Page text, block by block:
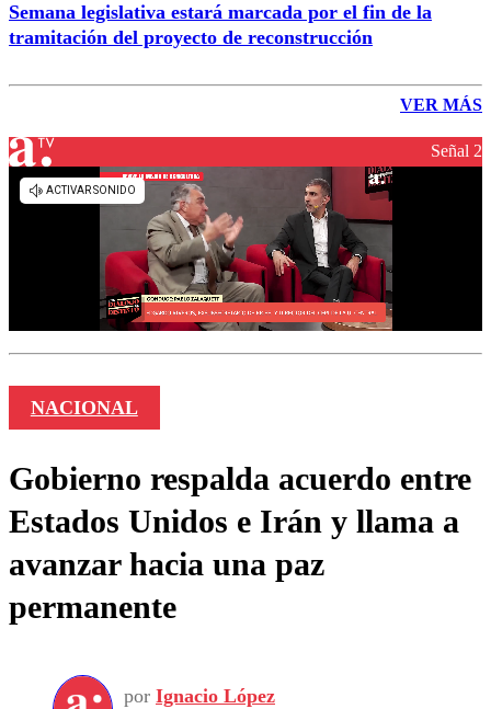
Semana legislativa estará marcada por el fin de la
tramitación del proyecto de reconstrucción
VER MÁS
Señal 2
NACIONAL
Gobierno respalda acuerdo entre
Estados Unidos e Irán y llama a
avanzar hacia una paz
permanente
por Ignacio López